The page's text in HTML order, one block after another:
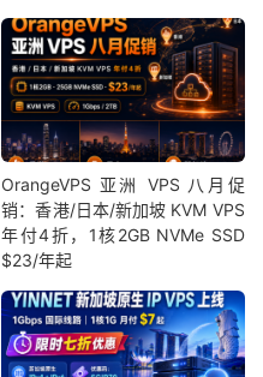
OrangeVPS 亚洲 VPS 八月促
销：香港/日本/新加坡 KVM VPS
年付4折，1核2GB NVMe SSD
$23/年起